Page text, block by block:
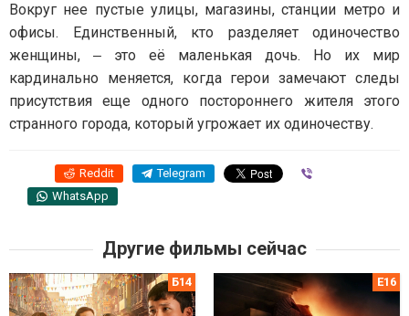
Вокруг нее пустые улицы, магазины, станции метро и
офисы. Единственный, кто разделяет одиночество
женщины, ‒ это её маленькая дочь. Но их мир
кардинально меняется, когда герои замечают следы
присутствия еще одного постороннего жителя этого
странного города, который угрожает их одиночеству.
Reddit Telegram
WhatsApp
Другие фильмы сейчас